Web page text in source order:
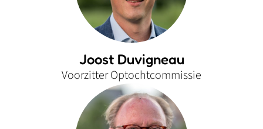
Joost Duvigneau
Voorzitter Optochtcommissie